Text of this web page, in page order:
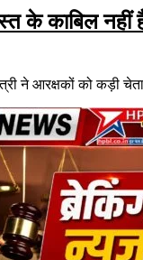
के काबिल नहीं
ने आरक्षकों को कड़ी